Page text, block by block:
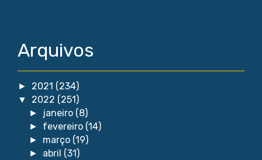
Arquivos
► 2021 (234)
▼ 2022 (251)
► janeiro (8)
► fevereiro (14)
► março (19)
► abril (31)